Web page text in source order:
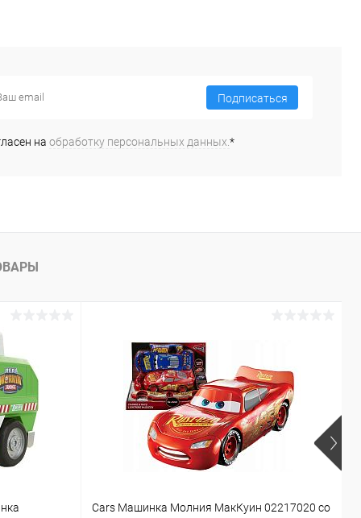
Подписаться
на обработку персональных данных. *
Cars Машинка Молния МакКуин 02217020 со